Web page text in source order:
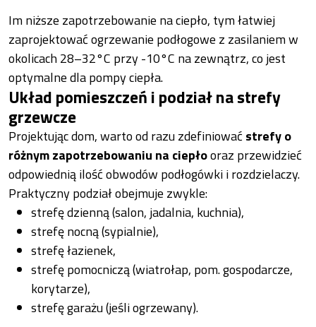
Im niższe zapotrzebowanie na ciepło, tym łatwiej
zaprojektować ogrzewanie podłogowe z zasilaniem w
okolicach 28–32°C przy -10°C na zewnątrz, co jest
optymalne dla pompy ciepła.
Układ pomieszczeń i podział na strefy
grzewcze
Projektując dom, warto od razu zdefiniowaćstrefy o
różnym zapotrzebowaniu na ciepłooraz przewidzieć
odpowiednią ilość obwodów podłogówki i rozdzielaczy.
Praktyczny podział obejmuje zwykle:
strefę dzienną (salon, jadalnia, kuchnia),
strefę nocną (sypialnie),
strefę łazienek,
strefę pomocniczą (wiatrołap, pom. gospodarcze,
korytarze),
strefę garażu (jeśli ogrzewany).